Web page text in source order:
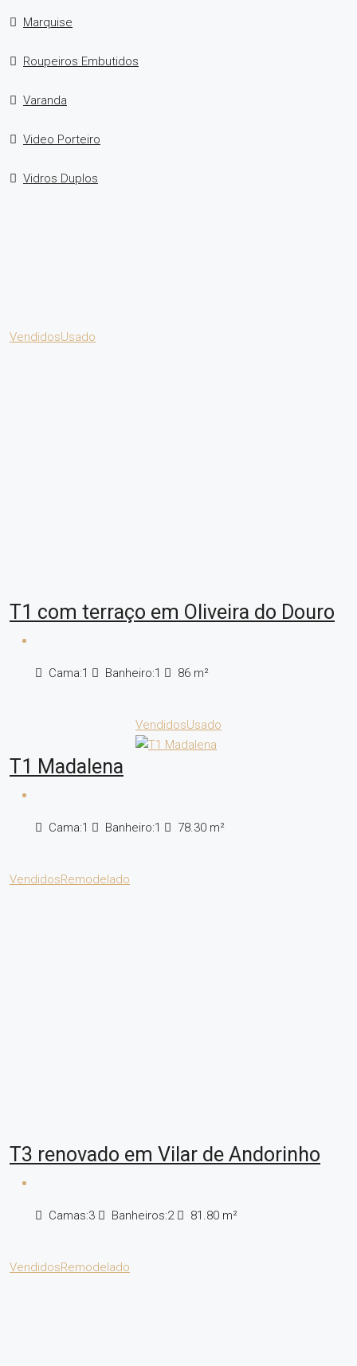
Marquise
Roupeiros Embutidos
Varanda
Video Porteiro
Vidros Duplos
VendidosUsado
T1 com terraço em Oliveira do Douro
Cama:1 Banheiro:1 86 m²
VendidosUsado
T1 Madalena
Cama:1 Banheiro:1 78.30 m²
VendidosRemodelado
T3 renovado em Vilar de Andorinho
Camas:3 Banheiros:2 81.80 m²
VendidosRemodelado